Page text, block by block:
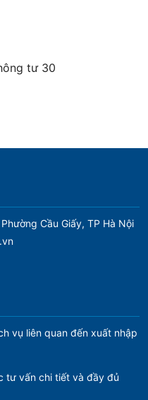
tư 30
Cầu Giấy, TP Hà Nội
vụ liên quan đến xuất nhập
tư vấn chi tiết và đầy đủ